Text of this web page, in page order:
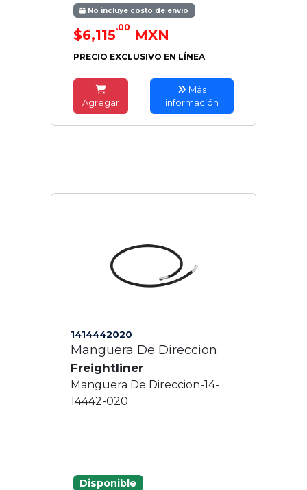
No incluye costo de envío
$6,115.00 MXN
PRECIO EXCLUSIVO EN LÍNEA
Agregar
Más
información
1414442020
Manguera De Direccion
Freightliner
Manguera De Direccion-14-
14442-020
Disponible